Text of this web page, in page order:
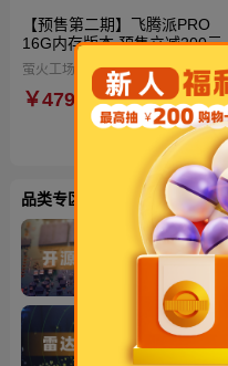
【预售第二期】飞腾派PRO
16G内存版本 预售立减200元
到手仅4599元！再送定制电源
与散热风扇！国产自主可控AI开
源硬件
萤火工场（Firefly Workshop）
￥4799
品类专区